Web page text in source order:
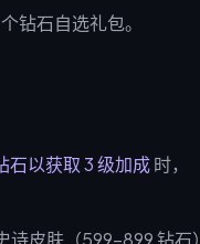
钻石自选礼包。
石以获取 3 级加成时，
皮肤（599–899 钻石）